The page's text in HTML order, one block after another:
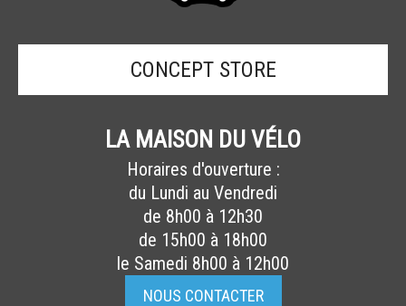
CONCEPT STORE
LA MAISON DU VÉLO
Horaires d'ouverture :
du Lundi au Vendredi
de 8h00 à 12h30
de 15h00 à 18h00
le Samedi 8h00 à 12h00
NOUS CONTACTER